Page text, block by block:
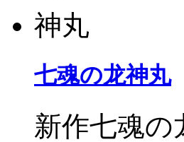
七魂の龙神丸
新作七魂の